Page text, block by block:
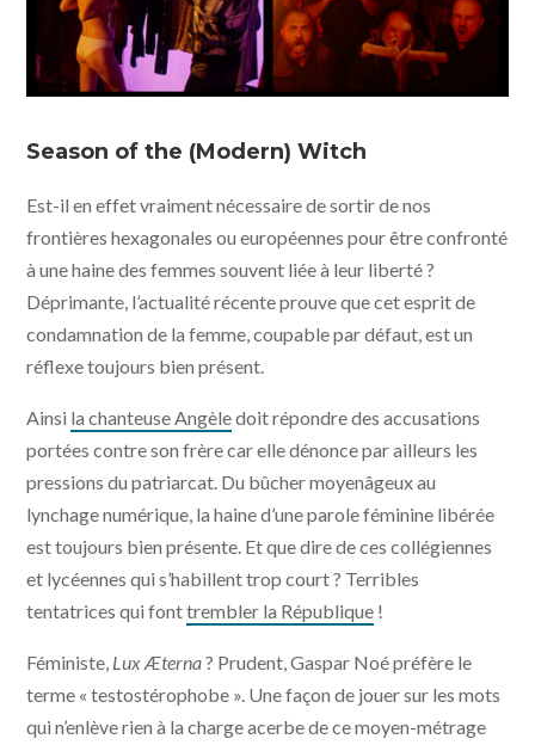
zone
Season of the (Modern) Witch
Est-il en effet vraiment nécessaire de sortir de nos
frontières hexagonales ou européennes pour être confronté
à une haine des femmes souvent liée à leur liberté ?
Déprimante, l’actualité récente prouve que cet esprit de
condamnation de la femme, coupable par défaut, est un
réflexe toujours bien présent.
Ainsi la chanteuse Angèledoit répondre des accusations
portées contre son frère car elle dénonce par ailleurs les
pressions du patriarcat. Du bûcher moyenâgeux au
lynchage numérique, la haine d’une parole féminine libérée
est toujours bien présente. Et que dire de ces collégiennes
et lycéennes qui s’habillent trop court ? Terribles
tentatrices qui fonttrembler la République !
Féministe, Lux Æterna? Prudent, Gaspar Noé préfère le
terme « testostérophobe ». Une façon de jouer sur les mots
qui n’enlève rien à la charge acerbe de ce moyen-métrage